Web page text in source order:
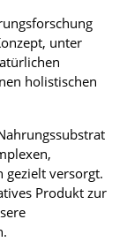
unter
holistischen
versorgt.
Produkt zur